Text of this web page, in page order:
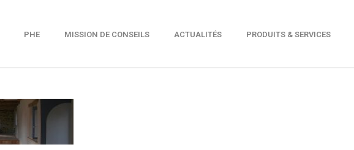
PHE MISSION DE CONSEILS ACTUALITÉS PRODUITS & SERVICES